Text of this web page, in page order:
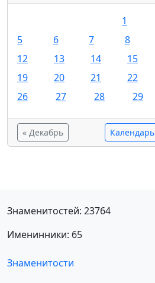
1
5
6 7 8
12
13 14 15
19
20 21 22
26
27 28 29
« Декабрь Календарь
Знаменитостей: 23764
Именинники: 65
Знаменитости